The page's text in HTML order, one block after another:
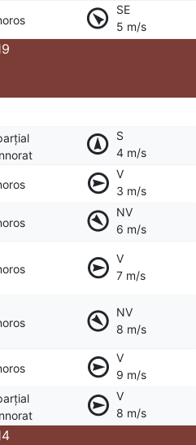
SE
5 m/s
S
4 m/s
V
3 m/s
NV
6 m/s
V
7 m/s
NV
8 m/s
V
9 m/s
V
8 m/s